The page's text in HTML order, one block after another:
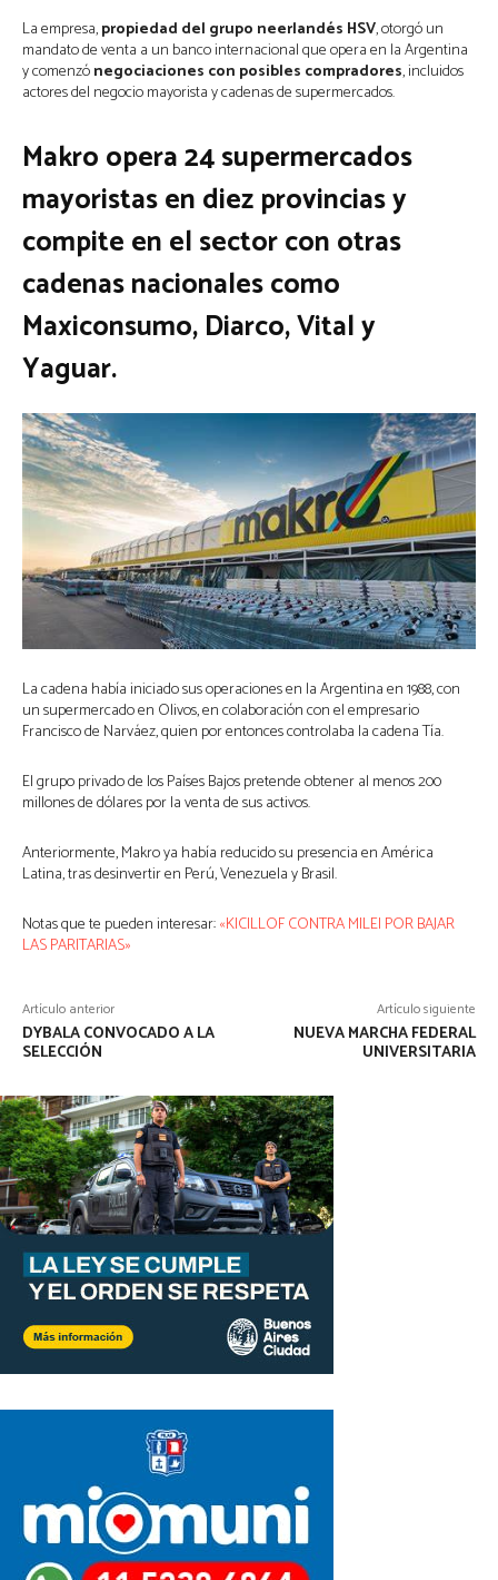
La empresa,propiedad del grupo neerlandés HSV, otorgó un
mandato de venta a un banco internacional que opera en la Argentina
y comenzónegociaciones con posibles compradores, incluidos
actores del negocio mayorista y cadenas de supermercados.
Makro opera 24 supermercados
mayoristas en diez provinciasy
compite en el sector con otras
cadenas nacionales como
Maxiconsumo, Diarco, Vital y
Yaguar.
La cadena había iniciado sus operaciones en la Argentina en 1988, con
un supermercado en Olivos, en colaboración con el empresario
Francisco de Narváez, quien por entonces controlaba la cadena Tía.
El grupo privado de los Países Bajos pretende obtener al menos 200
millones de dólares por la venta de sus activos.
Anteriormente, Makro ya había reducido su presencia en América
Latina, tras desinvertir en Perú, Venezuela y Brasil.
Notas que te pueden interesar:«KICILLOF CONTRA MILEI POR BAJAR
LAS PARITARIAS»
Artículo anterior
DYBALA CONVOCADO A LA
SELECCIÓN
Artículo siguiente
NUEVA MARCHA FEDERAL
UNIVERSITARIA